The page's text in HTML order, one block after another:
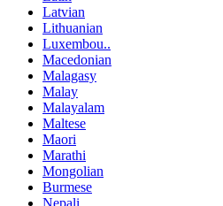
Latvian
Lithuanian
Luxembou..
Macedonian
Malagasy
Malay
Malayalam
Maltese
Maori
Marathi
Mongolian
Burmese